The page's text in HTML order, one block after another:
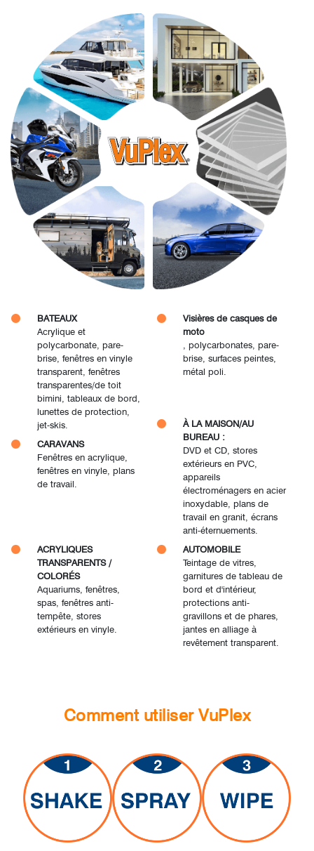
BATEAUX
Acrylique et
polycarbonate, pare-
brise, fenêtres en vinyle
transparent, fenêtres
transparentes/de toit
bimini, tableaux de bord,
lunettes de protection,
jet-skis.
Visières de casques de
moto
, polycarbonates, pare-
brise, surfaces peintes,
métal poli.
CARAVANS
Fenêtres en acrylique,
fenêtres en vinyle, plans
de travail.
À LA MAISON/AU
BUREAU :
DVD et CD, stores
extérieurs en PVC,
appareils
électroménagers en acier
inoxydable, plans de
travail en granit, écrans
anti-éternuements.
ACRYLIQUES
TRANSPARENTS /
COLORÉS
Aquariums, fenêtres,
spas, fenêtres anti-
tempête, stores
extérieurs en vinyle.
AUTOMOBILE
Teintage de vitres,
garnitures de tableau de
bord et d'intérieur,
protections anti-
gravillons et de phares,
jantes en alliage à
revêtement transparent.
Comment utiliser VuPlex